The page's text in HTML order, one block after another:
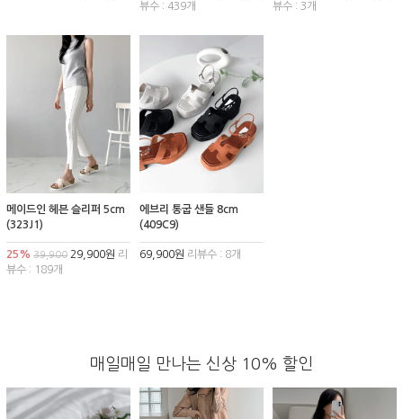
뷰수 : 439개
뷰수 : 3개
메이드인 헤븐 슬리퍼 5cm
(323J1)
25% 39,900 29,900원 리
뷰수 : 189개
에브리 통굽 샌들 8cm
(409C9)
69,900원 리뷰수 : 8개
매일매일 만나는 신상 10% 할인